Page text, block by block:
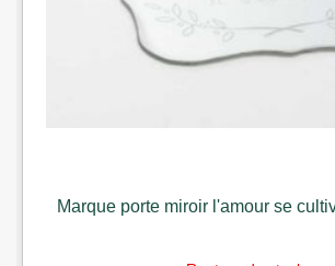
Marque porte miroir l'amour se